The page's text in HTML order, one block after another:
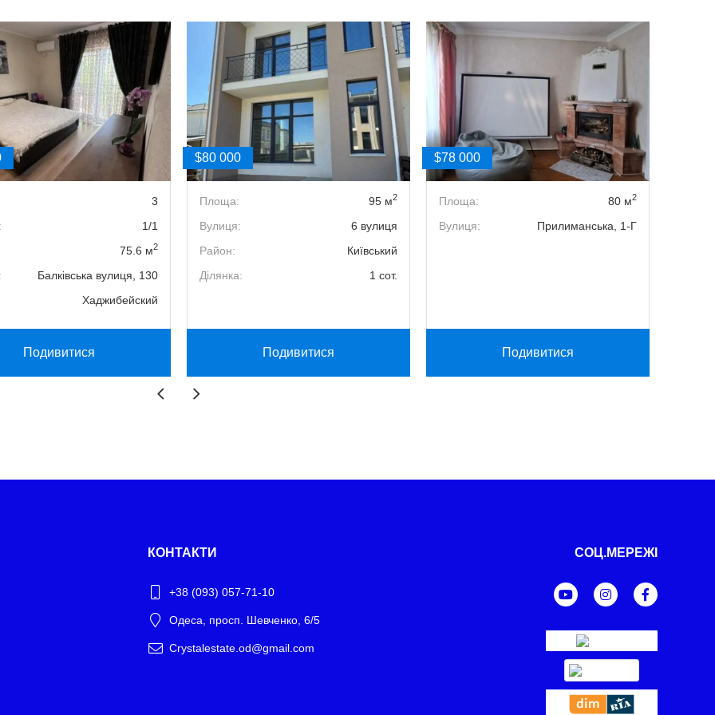
3
1/1
75.6 м2
Балківська вулиця, 130
Хаджибейский
Подивитися
$80 000
Площа: 95 м2
Вулиця:
6 вулиця
Район:
Київський
Ділянка:
1 сот.
Подивитися
$78 000
Площа: 80 м2
Вулиця: Прилиманська, 1-Г
Подивитися
КОНТАКТИ
+38 (093) 057-71-10
Одеса, просп. Шевченко, 6/5
Crystalestate.od@gmail.com
СОЦ.МЕРЕЖІ